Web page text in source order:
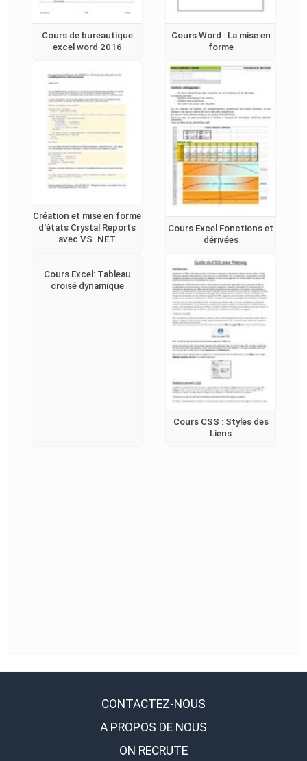
Cours de bureautique
excel word 2016
Cours Word : La mise en
forme
Création et mise en forme
d'états Crystal Reports
avec VS .NET
Cours Excel Fonctions et
dérivées
Cours Excel: Tableau
croisé dynamique
Cours CSS : Styles des
Liens
CONTACTEZ-NOUS
A PROPOS DE NOUS
ON RECRUTE